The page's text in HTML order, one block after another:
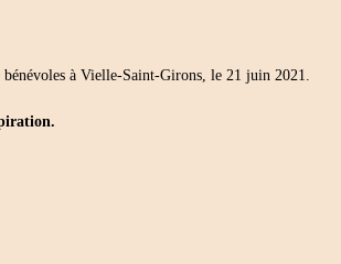
à Vielle-Saint-Girons, le 21 juin 2021.